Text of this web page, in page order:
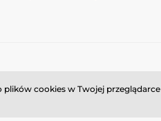
plików cookies w Twojej przeglądarce